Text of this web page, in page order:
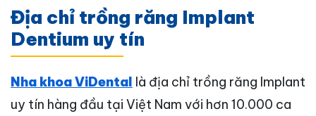
Địa chỉ trồng răng Implant
Dentium uy tín
Nha khoa ViDental là địa chỉ trồng răng Implant
uy tín hàng đầu tại Việt Nam với hơn 10.000 ca